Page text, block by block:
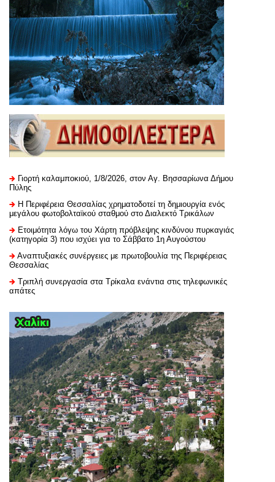
Γιορτή καλαμποκιού, 1/8/2026, στον Αγ. Βησσαρίωνα Δήμου
Πύλης
H Περιφέρεια Θεσσαλίας χρηματοδοτεί τη δημιουργία ενός
μεγάλου φωτοβολταϊκού σταθμού στο Διαλεκτό Τρικάλων
Ετοιμότητα λόγω του Χάρτη πρόβλεψης κινδύνου πυρκαγιάς
(κατηγορία 3) που ισχύει για το Σάββατο 1η Αυγούστου
Αναπτυξιακές συνέργειες με πρωτοβουλία της Περιφέρειας
Θεσσαλίας
Τριπλή συνεργασία στα Τρίκαλα ενάντια στις τηλεφωνικές
απάτες